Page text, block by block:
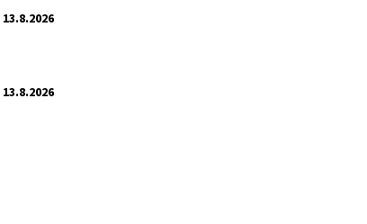
13.8.2026
13.8.2026